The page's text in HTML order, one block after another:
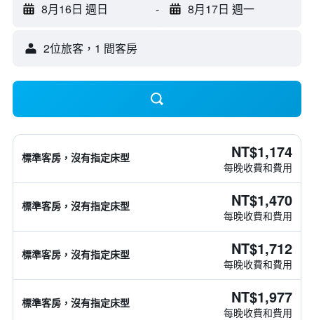
8月16日 週日 - 8月17日 週一
2位旅客，1 間客房
標準客房，沒有指定床型 NT$1,174
每晚收費和費用
標準客房，沒有指定床型 NT$1,470
每晚收費和費用
標準客房，沒有指定床型 NT$1,712
每晚收費和費用
標準客房，沒有指定床型 NT$1,977
每晚收費和費用